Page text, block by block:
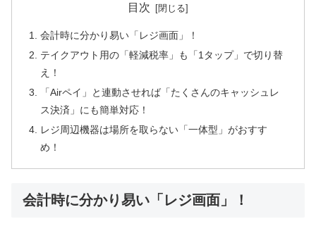
目次
会計時に分かり易い「レジ画面」！
テイクアウト用の「軽減税率」も「1タップ」で切り替
え！
「Airペイ」と連動させれば「たくさんのキャッシュレ
ス決済」にも簡単対応！
レジ周辺機器は場所を取らない「一体型」がおすす
め！
会計時に分かり易い「レジ画面」！